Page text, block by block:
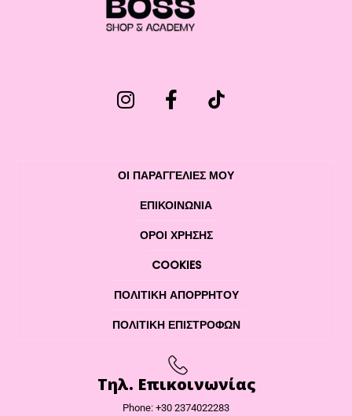
ΟΙ ΠΑΡΑΓΓΕΛΙΕΣ ΜΟΥ
ΕΠΙΚΟΙΝΩΝΊΑ
ΌΡΟΙ ΧΡΉΣΗΣ
COOKIES
ΠΟΛΙΤΙΚΉ ΑΠΟΡΡΉΤΟΥ
ΠΟΛΙΤΙΚΉ ΕΠΙΣΤΡΟΦΏΝ
Τηλ. Επικοινωνίας
Phone: +30 2374022283